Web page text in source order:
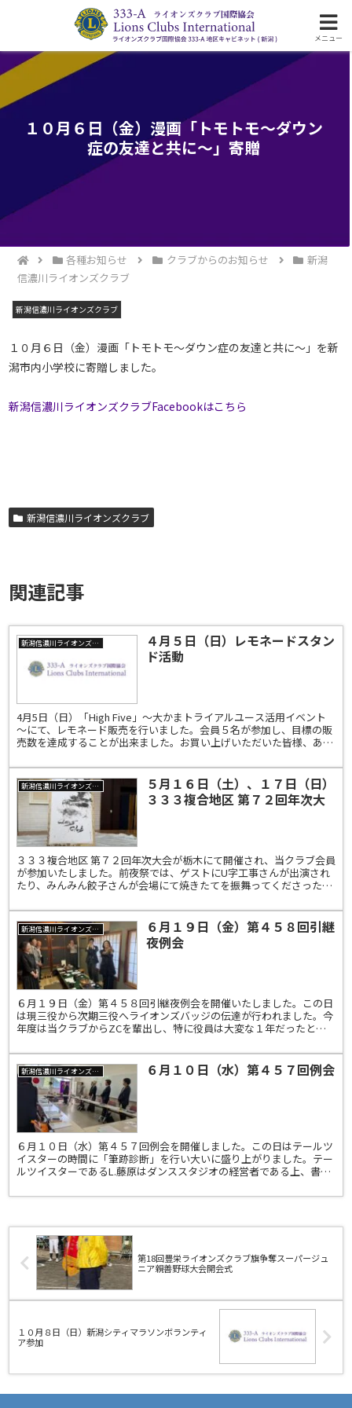
ライオンズクラブ国際協会333-A地区の活動
１０月６日（金）漫画「トモトモ～ダウン
症の友達と共に～」寄贈
各種お知らせ クラブからのお知らせ
新潟
信濃川ライオンズクラブ
新潟信濃川ライオンズクラブ
１０月６日（金）漫画「トモトモ～ダウン症の友達と共に～」を新
潟市内小学校に寄贈しました。
新潟信濃川ライオンズクラブFacebookはこちら
新潟信濃川ライオンズクラブ
関連記事
新潟信濃川ライオンズクラブ
４月５日（日）レモネードスタン
ド活動
4月5日（日）「High Five」～大かまトライアルユース活用イベント
～にて、レモネード販売を行いました。会員５名が参加し、目標の販
売数を達成することが出来ました。お買い上げいただいた皆様、あり
新潟信濃川ライオンズクラブ
５月１６日（土）、１７日（日）
３３３複合地区 第７２回年次大
３３３複合地区 第７２回年次大会が栃木にて開催され、当クラブ会員
が参加いたしました。前夜祭では、ゲストにU字工事さんが出演され
たり、みんみん餃子さんが会場にて焼きたてを振舞ってくださったり
新潟信濃川ライオンズクラブ
６月１９日（金）第４５８回引継
夜例会
６月１９日（金）第４５８回引継夜例会を開催いたしました。この日
は現三役から次期三役へライオンズバッジの伝達が行われました。今
年度は当クラブからZCを輩出し、特に役員は大変な１年だったと思
新潟信濃川ライオンズクラブ ６月１０日（水）第４５７回例会
６月１０日（水）第４５７回例会を開催しました。この日はテールツ
イスターの時間に「筆跡診断」を行い大いに盛り上がりました。テー
ルツイスターであるL.藤原はダンススタジオの経営者である上、書道
第18回豊栄ライオンズクラブ旗争奪スーパージュ
ニア親善野球大会開会式
１０月８日（日）新潟シティマラソンボランティ
ア参加
メニュー